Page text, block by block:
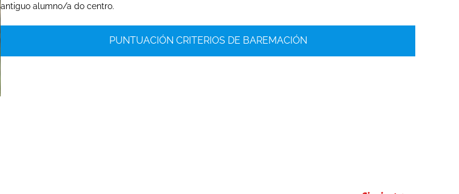
antiguo alumno/a do centro.
PUNTUACIÓN CRITERIOS DE BAREMACIÓN